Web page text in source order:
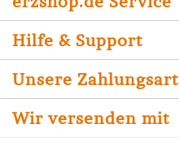
Hilfe & Support
Unsere
Wir versenden mit